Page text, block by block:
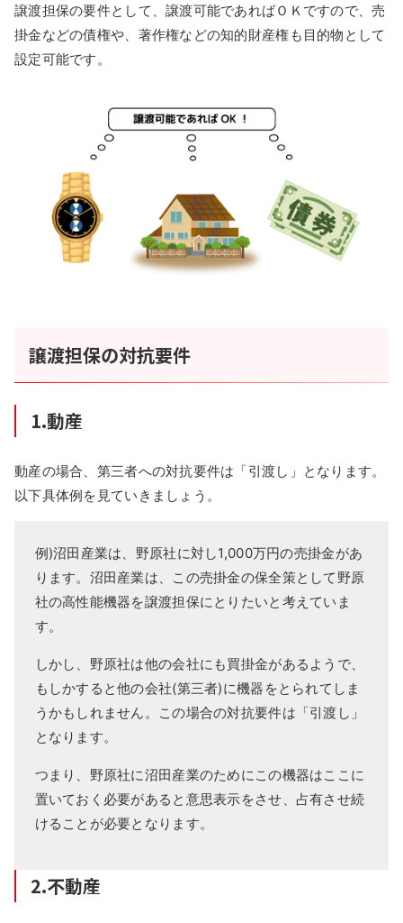
譲渡担保の要件として、譲渡可能であればＯＫですので、売
掛金などの債権や、著作権などの知的財産権も目的物として
設定可能です。
譲渡担保の対抗要件
1.動産
動産の場合、第三者への対抗要件は「引渡し」となります。
以下具体例を見ていきましょう。
例)沼田産業は、野原社に対し1,000万円の売掛金があ
ります。沼田産業は、この売掛金の保全策として野原
社の高性能機器を譲渡担保にとりたいと考えていま
す。
しかし、野原社は他の会社にも買掛金があるようで、
もしかすると他の会社(第三者)に機器をとられてしま
うかもしれません。この場合の対抗要件は「引渡し」
となります。
つまり、野原社に沼田産業のためにこの機器はここに
置いておく必要があると意思表示をさせ、占有させ続
けることが必要となります。
2.不動産